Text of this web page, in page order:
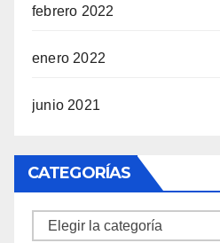
febrero 2022
enero 2022
junio 2021
CATEGORÍAS
Categorías